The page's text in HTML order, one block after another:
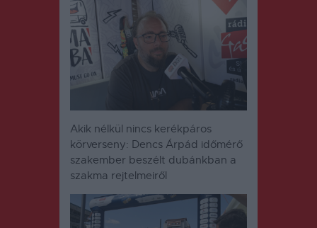
Akik nélkül nincs kerékpáros
körverseny: Dencs Árpád időmérő
szakember beszélt dubánkban a
szakma rejtelmeiről